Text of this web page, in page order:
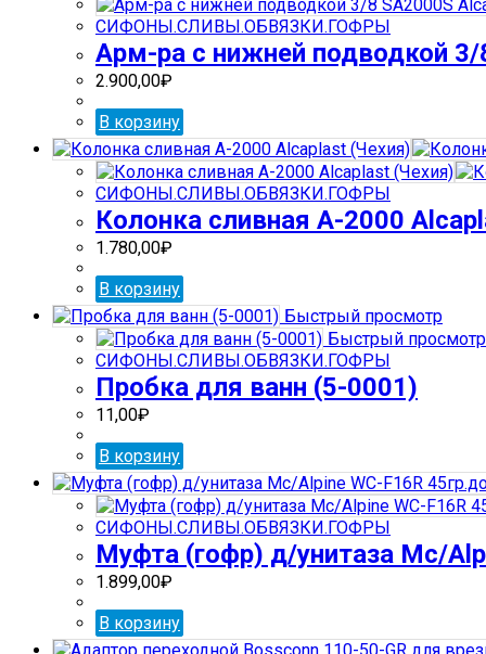
СИФОНЫ.СЛИВЫ.ОБВЯЗКИ.ГОФРЫ
Арм-ра с нижней подводкой
2.900,00₽
В корзину
СИФОНЫ.СЛИВЫ.ОБВЯЗКИ.ГОФРЫ
Колонка сливная А-2000
1.780,00₽
В корзину
Быстрый просмотр
Быстрый просмотр
СИФОНЫ.СЛИВЫ.ОБВЯЗКИ.ГОФРЫ
Пробка для ванн (5-0001)
11,00₽
В корзину
СИФОНЫ.СЛИВЫ.ОБВЯЗКИ.ГОФРЫ
Муфта (гофр) д/унитаза Mc/
1.899,00₽
В корзину